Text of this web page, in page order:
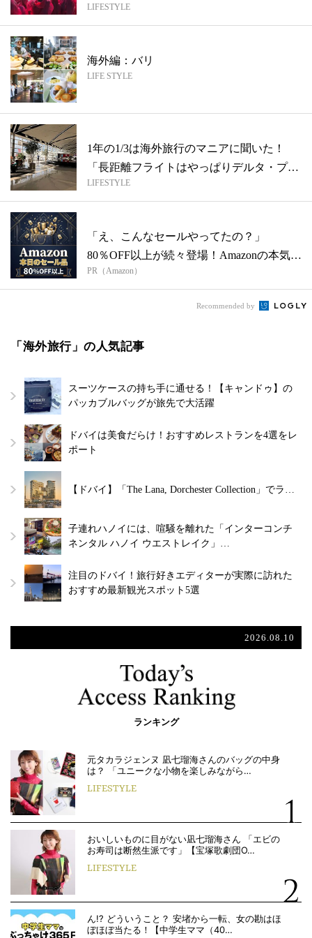
ン...
LIFESTYLE
海外編：バリ
LIFE STYLE
1年の1/3は海外旅行のマニアに聞いた！
「長距離フライトはやっぱりデルタ・プレ
ミ...
LIFESTYLE
「え、こんなセールやってたの？」
80％OFF以上が続々登場！Amazonの本気
が...
PR（Amazon）
Recommended by
「海外旅行」の人気記事
スーツケースの持ち手に通せる！【キャンドゥ】の
パッカブルバッグが旅先で大活躍
ドバイは美食だらけ！おすすめレストランを4選をレ
ポート
【ドバイ】「The Lana, Dorchester Collection」でラ…
子連れハノイには、喧騒を離れた「インターコンチ
ネンタル ハノイ ウエストレイク」…
注目のドバイ！旅行好きエディターが実際に訪れた
おすすめ最新観光スポット5選
2026.08.10
ランキング
元タカラジェンヌ 凪七瑠海さんのバッグの中身
は？ 「ユニークな小物を楽しみながら…
LIFESTYLE
おいしいものに目がない凪七瑠海さん 「エビの
お寿司は断然生派です」【宝塚歌劇団O…
LIFESTYLE
ん!? どういうこと？ 安堵から一転、女の勘はほ
ぼほぼ当たる！【中学生ママ（40…